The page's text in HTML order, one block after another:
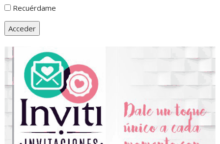
Recuérdame
Acceder